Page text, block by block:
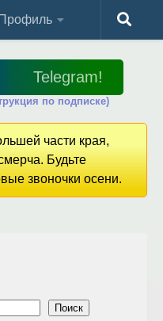
Профиль
Telegram!
по подписке)
части края,
Будьте
звоночки осени.
Поиск